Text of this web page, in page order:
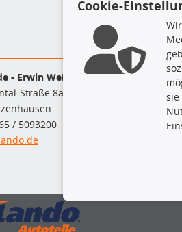
- Erwin Weber GmbH
Straße 8a
/ 5093200
Top
Cookie-